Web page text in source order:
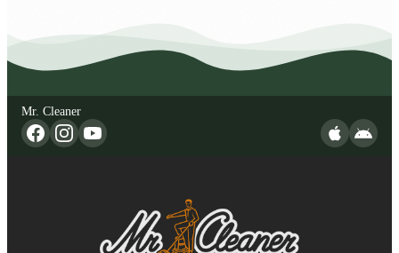
Mr. Cleaner